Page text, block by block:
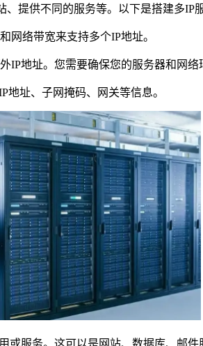
供不同的服务等。以下是搭建多IP服
网络带宽来支持多个IP地址。
地址。您需要确保您的服务器和网络
址、子网掩码、网关等信息。
服务。这可以是网站、数据库、邮件